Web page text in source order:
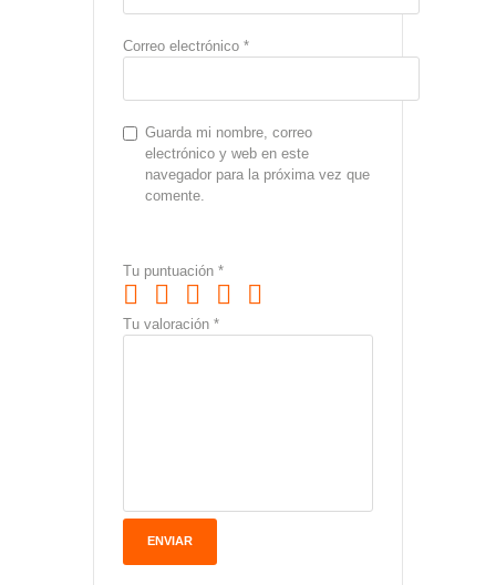
Correo electrónico *
Guarda mi nombre, correo
electrónico y web en este
navegador para la próxima vez que
comente.
Tu puntuación *
Tu valoración *